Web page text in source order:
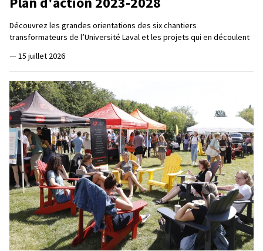
Découvrez les grandes orientations des six chantiers
transformateurs de l’Université Laval et les projets qui en découlent
— 15 juillet 2026